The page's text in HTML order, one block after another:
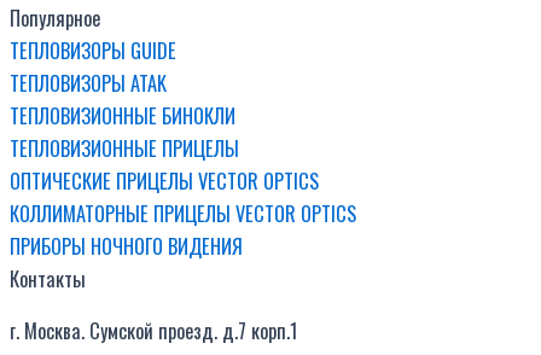
Популярное
ТЕПЛОВИЗОРЫ GUIDE
ТЕПЛОВИЗОРЫ ATAK
ТЕПЛОВИЗИОННЫЕ БИНОКЛИ
ТЕПЛОВИЗИОННЫЕ ПРИЦЕЛЫ
ОПТИЧЕСКИЕ ПРИЦЕЛЫ VECTOR OPTICS
КОЛЛИМАТОРНЫЕ ПРИЦЕЛЫ VECTOR OPTICS
ПРИБОРЫ НОЧНОГО ВИДЕНИЯ
Контакты
г. Москва. Сумской проезд. д.7 корп.1